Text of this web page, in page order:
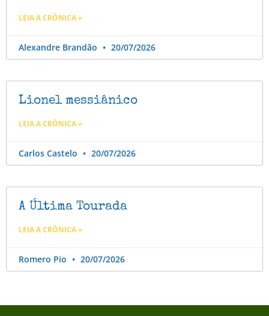
LEIA A CRÔNICA »
Alexandre Brandão 20/07/2026
Lionel messiânico
LEIA A CRÔNICA »
Carlos Castelo 20/07/2026
A Última Tourada
LEIA A CRÔNICA »
Romero Pio 20/07/2026